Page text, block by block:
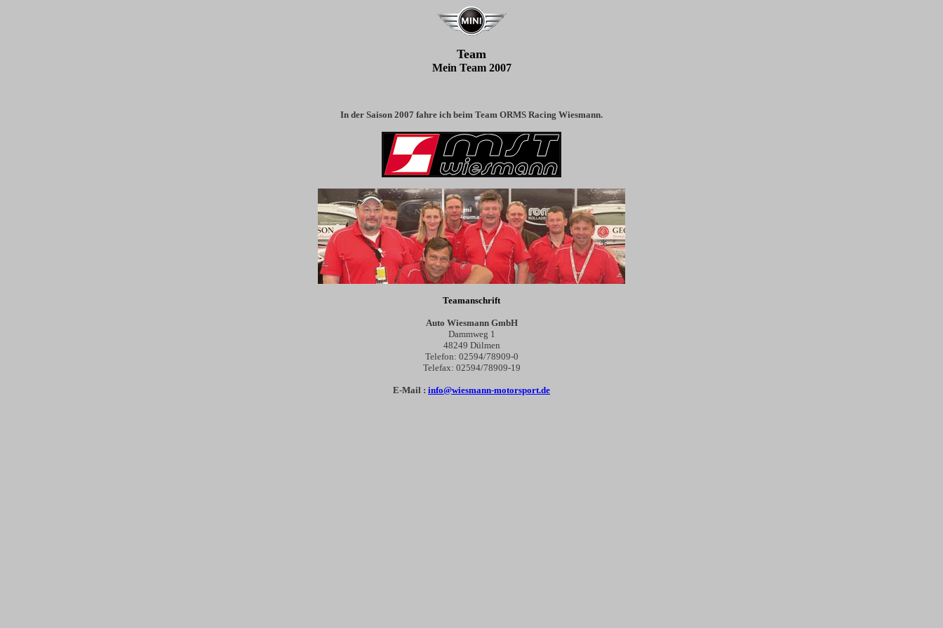
Team
Mein Team 2007
In der Saison 2007 fahre ich beim Team ORMS Racing Wiesmann.
Teamanschrift
Auto Wiesmann GmbH
Dammweg 1
48249 Dülmen
Telefon: 02594/78909-0
Telefax: 02594/78909-19
E-Mail : info@wiesmann-motorsport.de